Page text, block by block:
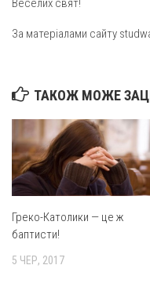
Веселих свят!
За матеріалами сайту
ТАКОЖ МОЖЕ
Греко-Католики — це ж
баптисти!
5 ЧЕР, 2017